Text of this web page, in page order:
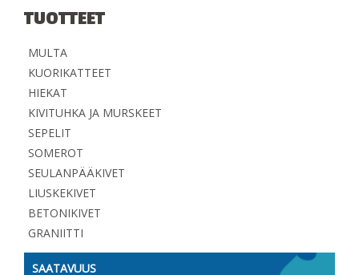
TUOTTEET
MULTA
KUORIKATTEET
HIEKAT
KIVITUHKA JA MURSKEET
SEPELIT
SOMEROT
SEULANPÄÄKIVET
LIUSKEKIVET
BETONIKIVET
GRANIITTI
SAATAVUUS